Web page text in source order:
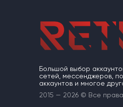
Большой выбор
сетей, мессенджеров,
аккаунтов и многое
2015 — 2026 © Все